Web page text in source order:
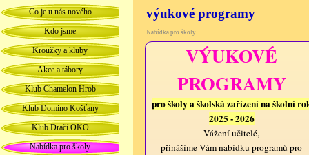
Co je u nás nového
Kdo jsme
Kroužky a kluby
Akce a tábory
Klub Chamelon Hrob
Klub Domino Košťany
Klub Dračí OKO
Nabídka pro školy
výukové programy
Nabídka pro školy
VÝUKOVÉ
PROGRAMY
pro školy a školská zařízení na školní
2025 - 2026
Vážení učitelé,
přinášíme Vám nabídku programů pro